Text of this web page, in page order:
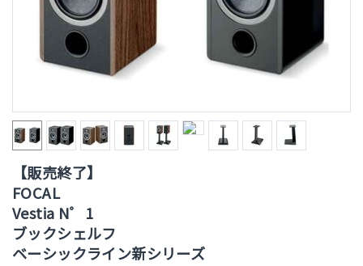
【販売終了】
FOCAL
Vestia N゜1
ブックシェルフ
ベーシックライン新シリーズ